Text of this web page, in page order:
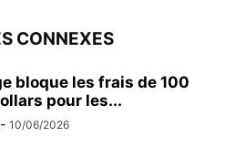
CONNEXES
bloque les frais de 100
pour les...
- 10/06/2026